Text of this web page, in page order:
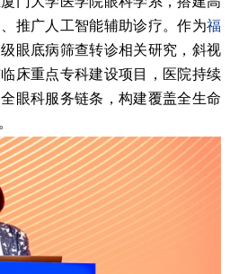
推广人工智能辅助诊疗。作为福
眼底病筛查转诊相关研究，斜视
床重点专科建设项目，医院持续
眼科服务链条，构建覆盖全生命